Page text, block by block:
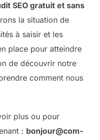
SEO gratuit et sans
la situation de
à saisir et les
place pour atteindre
de découvrir notre
comment nous
plus ou pour
: bonjour@com-